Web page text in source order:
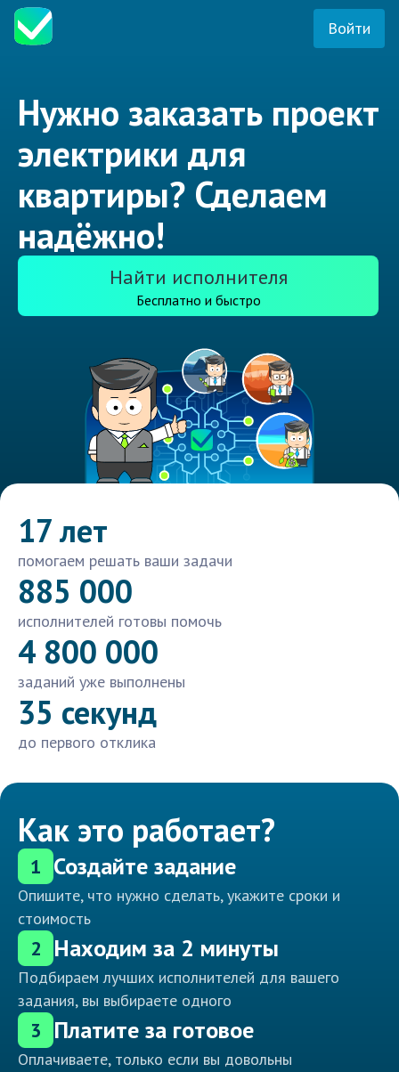
Войти
Нужно заказать проект
электрики для
квартиры? Сделаем
надёжно!
Найти исполнителя
Бесплатно и быстро
17 лет
помогаем решать ваши задачи
885 000
исполнителей готовы помочь
4 800 000
заданий уже выполнены
35 секунд
до первого отклика
Как это работает?
1 Создайте задание
Опишите, что нужно сделать, укажите сроки и
стоимость
2 Находим за 2 минуты
Подбираем лучших исполнителей для вашего
задания, вы выбираете одного
3 Платите за готовое
Оплачиваете, только если вы довольны